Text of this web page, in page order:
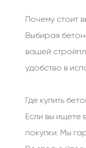
Почему стоит
Выбирая
вашей
удобство в
Где купить
Если вы ищете
покупки. Мы